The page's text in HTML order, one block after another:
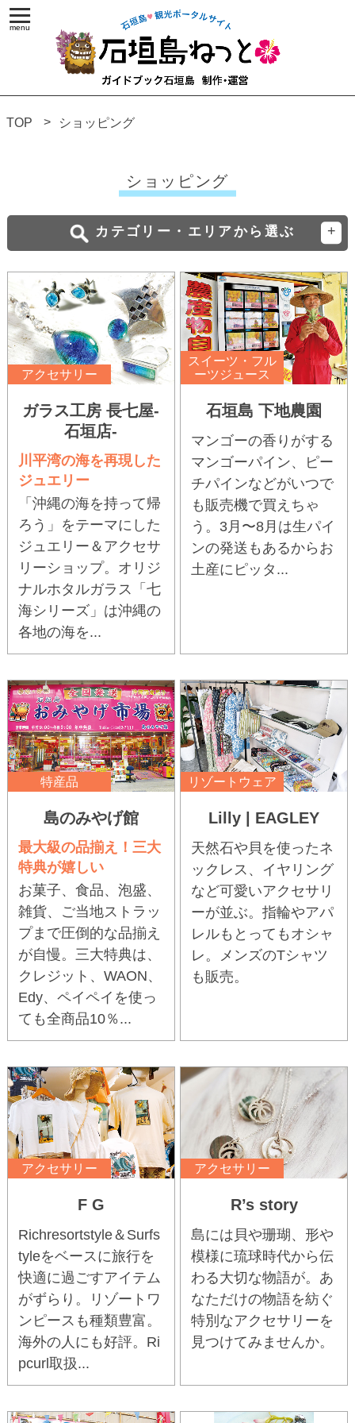
TOP ショッピング
ショッピング
カテゴリー・エリアから選ぶ
アクセサリー
ガラス工房 長七屋-
石垣店-
川平湾の海を再現した
ジュエリー
「沖縄の海を持って帰
ろう」をテーマにした
ジュエリー＆アクセサ
リーショップ。オリジ
ナルホタルガラス「七
海シリーズ」は沖縄の
各地の海を...
スイーツ・フル
ーツジュース
石垣島 下地農園
マンゴーの香りがする
マンゴーパイン、ピー
チパインなどがいつで
も販売機で買えちゃ
う。3月〜8月は生パイ
ンの発送もあるからお
土産にピッタ...
特産品
島のみやげ館
最大級の品揃え！三大
特典が嬉しい
お菓子、食品、泡盛、
雑貨、ご当地ストラッ
プまで圧倒的な品揃え
が自慢。三大特典は、
クレジット、WAON、
Edy、ペイペイを使っ
ても全商品10％...
リゾートウェア
Lilly | EAGLEY
天然石や貝を使ったネ
ックレス、イヤリング
など可愛いアクセサリ
ーが並ぶ。指輪やアパ
レルもとってもオシャ
レ。メンズのTシャツ
も販売。
アクセサリー
F G
Richresortstyle＆Surfs
tyleをベースに旅行を
快適に過ごすアイテム
がずらり。リゾートワ
ンピースも種類豊富。
海外の人にも好評。Ri
pcurl取扱...
アクセサリー
R’s story
島には貝や珊瑚、形や
模様に琉球時代から伝
わる大切な物語が。あ
なただけの物語を紡ぐ
特別なアクセサリーを
見つけてみませんか。